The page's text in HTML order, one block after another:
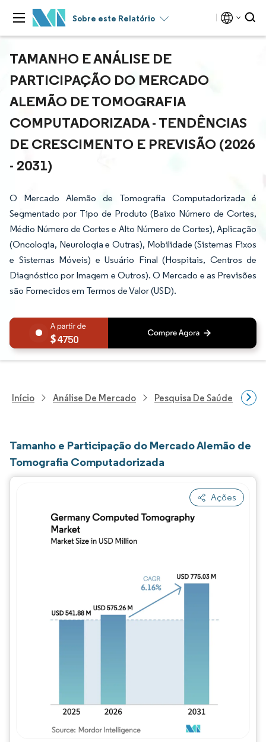
Sobre este Relatório
TAMANHO E ANÁLISE DE
PARTICIPAÇÃO DO MERCADO
ALEMÃO DE TOMOGRAFIA
COMPUTADORIZADA - TENDÊNCIAS
DE CRESCIMENTO E PREVISÃO (2026
- 2031)
O Mercado Alemão de Tomografia Computadorizada é
Segmentado por Tipo de Produto (Baixo Número de Cortes,
Médio Número de Cortes e Alto Número de Cortes), Aplicação
(Oncologia, Neurologia e Outras), Mobilidade (Sistemas Fixos
e Sistemas Móveis) e Usuário Final (Hospitais, Centros de
Diagnóstico por Imagem e Outros). O Mercado e as Previsões
são Fornecidos em Termos de Valor (USD).
4750
Início Análise De Mercado Pesquisa De Saúde
Tamanho e Participação do Mercado Alemão de
Tomografia Computadorizada
Ações